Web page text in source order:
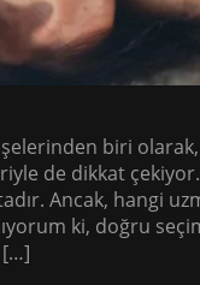
biri
de dikkat
Ancak, hangi
ki, doğru
[…]